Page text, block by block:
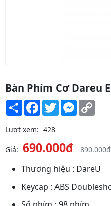
Bàn Phím Cơ Dareu
Share Facebook
TwitterMessenger
Lượt xem: 428
Giá: 690.000đ 890.000đ
Thương hiệu : DareU
Keycap : ABS